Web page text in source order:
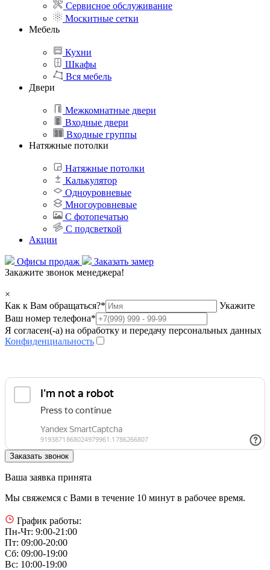
Сервисное обслуживание
Москитные сетки
Мебель
Кухни
Шкафы
Вся мебель
Двери
Межкомнатные двери
Входные двери
Входные группы
Натяжные потолки
Натяжные потолки
Калькулятор
Одноуровневые
Многоуровневые
С фотопечатью
С подсветкой
Акции
Офисы продаж
Заказать замер
Закажите звонок менеджера!
×
Как к Вам обращаться?*
Укажите
Ваш номер телефона*
Я согласен(-а) на обработку и передачу персональных данных
Конфиденциальность
Ваша заявка принята
Мы свяжемся с Вами в течение 10 минут в рабочее время.
График работы:
Пн-Чт: 9:00-21:00
Пт: 09:00-20:00
Сб: 09:00-19:00
Вс: 10:00-19:00